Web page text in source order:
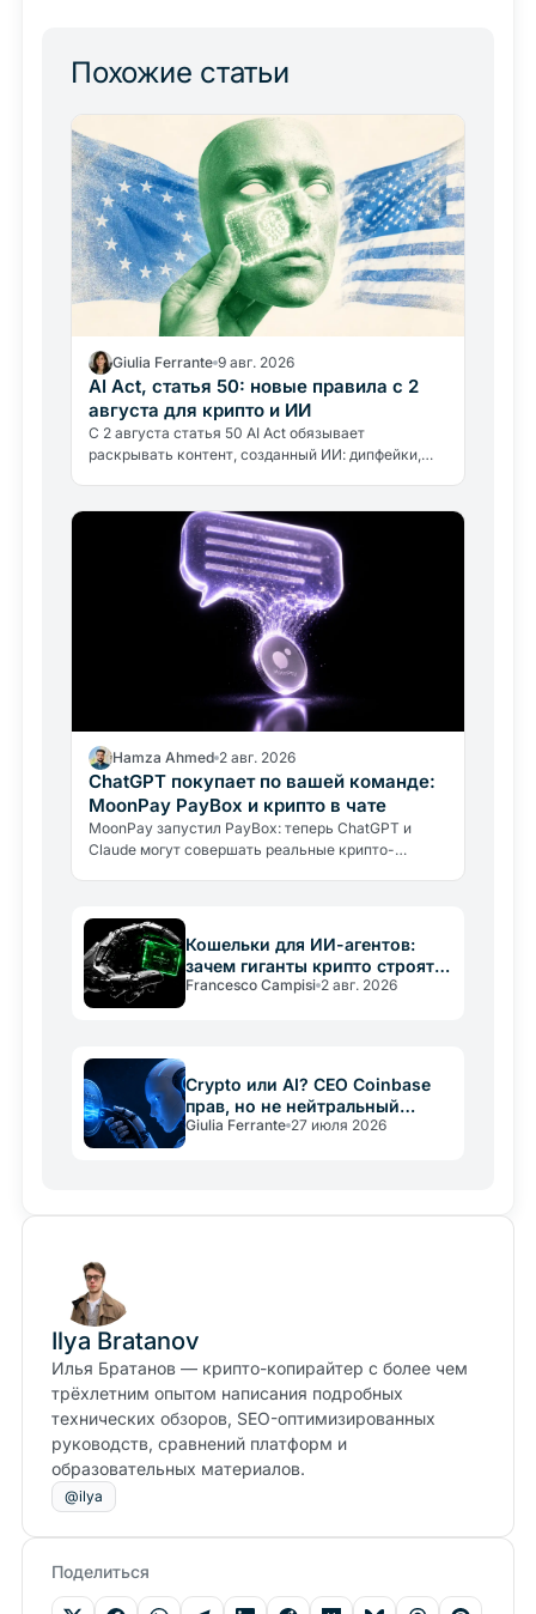
Похожие статьи
Giulia Ferrante 9 авг. 2026
AI Act, статья 50: новые правила с 2
августа для крипто и ИИ
С 2 августа статья 50 AI Act обязывает
раскрывать контент, созданный ИИ: дипфейки,
Hamza Ahmed 2 авг. 2026
ChatGPT покупает по вашей команде:
MoonPay PayBox и крипто в чате
MoonPay запустил PayBox: теперь ChatGPT и
Claude могут совершать реальные крипто-
Кошельки для ИИ-агентов:
зачем гиганты крипто строят
новую инфраструктуру
Francesco Campisi 2 авг. 2026
Crypto или AI? CEO Coinbase
прав, но не нейтральный
арбитр
Giulia Ferrante 27 июля 2026
Ilya Bratanov
Илья Братанов — крипто-копирайтер с более чем
трёхлетним опытом написания подробных
технических обзоров, SEO-оптимизированных
руководств, сравнений платформ и
образовательных материалов.
@ilya
Поделиться